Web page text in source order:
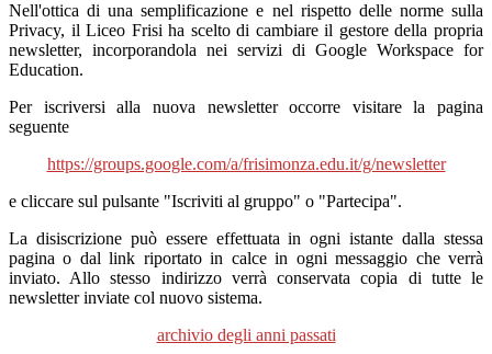
Nell'ottica di una semplificazione e nel rispetto delle norme sulla
Privacy, il Liceo Frisi ha scelto di cambiare il gestore della propria
newsletter, incorporandola nei servizi di Google Workspace for
Education.
Per iscriversi alla nuova newsletter occorre visitare la pagina
seguente
https://groups.google.com/a/frisimonza.edu.it/g/newsletter
e cliccare sul pulsante "Iscriviti al gruppo" o "Partecipa".
La disiscrizione può essere effettuata in ogni istante dalla stessa
pagina o dal link riportato in calce in ogni messaggio che verrà
inviato. Allo stesso indirizzo verrà conservata copia di tutte le
newsletter inviate col nuovo sistema.
archivio degli anni passati